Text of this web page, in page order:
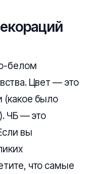
белом
Цвет — это
(какое было
ЧБ — это
вы
что самые